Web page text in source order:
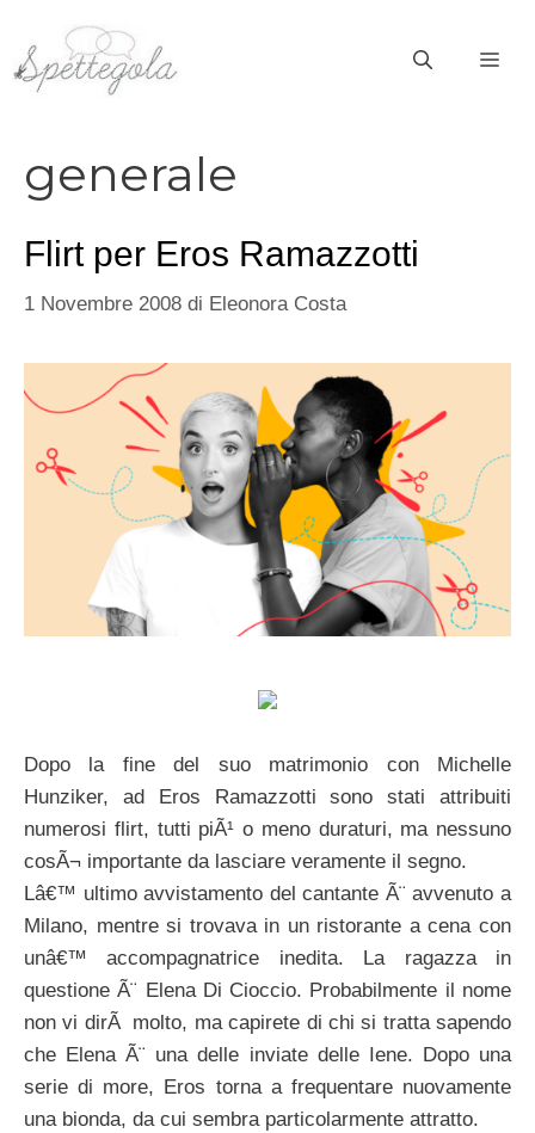
contenuto
generale
Flirt per Eros Ramazzotti
1 Novembre 2008 di Eleonora Costa
Dopo la fine del suo matrimonio con Michelle
Hunziker, ad Eros Ramazzotti sono stati attribuiti
numerosi flirt, tutti piÃ¹ o meno duraturi, ma nessuno
cosÃ¬ importante da lasciare veramente il segno.
Lâ€™ ultimo avvistamento del cantante Ã¨ avvenuto a
Milano, mentre si trovava in un ristorante a cena con
unâ€™ accompagnatrice inedita. La ragazza in
questione Ã¨ Elena Di Cioccio. Probabilmente il nome
non vi dirÃ molto, ma capirete di chi si tratta sapendo
che Elena Ã¨ una delle inviate delle Iene. Dopo una
serie di more, Eros torna a frequentare nuovamente
una bionda, da cui sembra particolarmente attratto.